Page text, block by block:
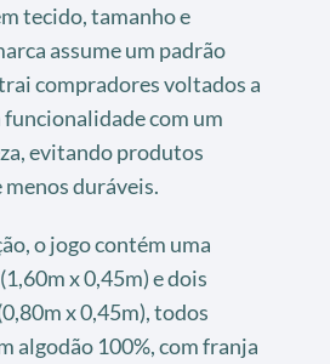
tecido, tamanho e
assume um padrão
compradores voltados a
com um
evitando produtos
duráveis.
o jogo contém uma
x 0,45m) e dois
x 0,45m), todos
algodão 100%, com franja